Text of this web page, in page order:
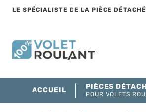
LE SPÉCIALISTE DE LA PIÈCE
ACCUEIL PIÈCES
POUR VOLETS